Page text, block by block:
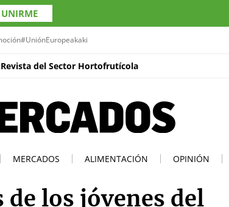
UNIRME
#UniónEuropeakaki
Revista del Sector Hortofrutícola
MERCADOS ALIMENTACIÓN OPINIÓN
de los jóvenes del